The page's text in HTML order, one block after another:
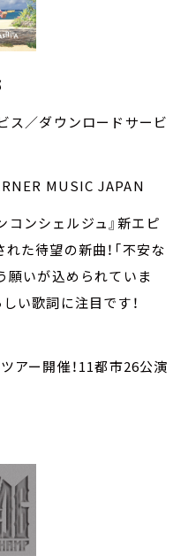
ス／ダウンロードサービ
MUSIC JAPAN
ンシェルジュ』新エピ
た待望の新曲！「不安な
願いが込められていま
い歌詞に注目です！
アー開催！11都市26公演